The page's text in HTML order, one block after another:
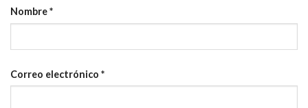
Nombre*
Correo electrónico *